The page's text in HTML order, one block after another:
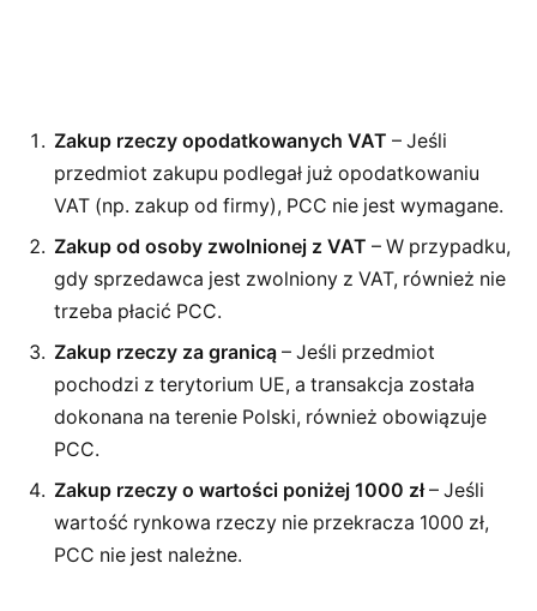
Zakup rzeczy opodatkowanych VAT – Jeśli
przedmiot zakupu podlegał już opodatkowaniu
VAT (np. zakup od firmy), PCC nie jest wymagane.
Zakup od osoby zwolnionej z VAT – W przypadku,
gdy sprzedawca jest zwolniony z VAT, również nie
trzeba płacić PCC.
Zakup rzeczy za granicą – Jeśli przedmiot
pochodzi z terytorium UE, a transakcja została
dokonana na terenie Polski, również obowiązuje
PCC.
Zakup rzeczy o wartości poniżej 1000 zł– Jeśli
wartość rynkowa rzeczy nie przekracza 1000 zł,
PCC nie jest należne.